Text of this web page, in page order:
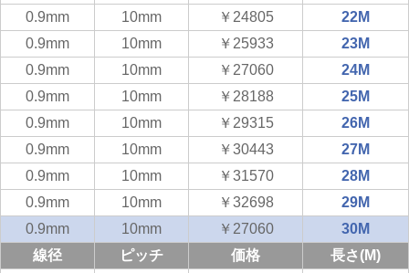
0.9mm
10mm ￥24805
22M
0.9mm
10mm ￥25933
23M
0.9mm
10mm ￥27060
24M
0.9mm
10mm ￥28188
25M
0.9mm
10mm ￥29315
26M
0.9mm
10mm ￥30443
27M
0.9mm
10mm ￥31570
28M
0.9mm
10mm ￥32698
29M
0.9mm
10mm ￥27060
30M
線径
ピッチ 価格
長さ(M)